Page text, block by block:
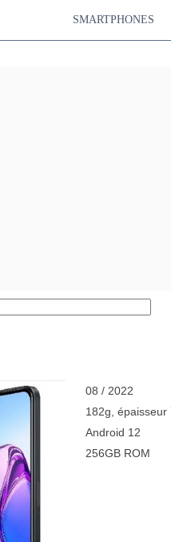
SMARTPHONES
08 / 2022
182g, épaisseur
Android 12
256GB ROM